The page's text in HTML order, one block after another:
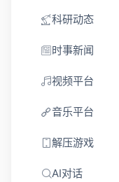
科研动态
时事新闻
视频平台
音乐平台
解压游戏
AI对话